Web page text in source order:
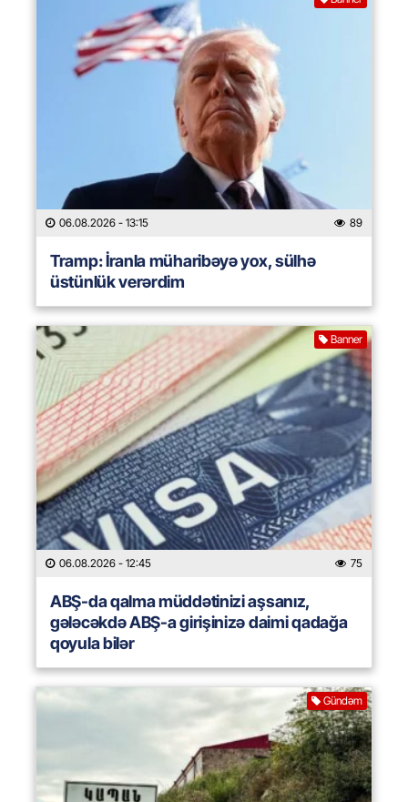
06.08.2026 - 13:15 89
Tramp: İranla müharibəyə yox, sülhə
üstünlük verərdim
Banner
06.08.2026 - 12:45 75
ABŞ-da qalma müddətinizi aşsanız,
gələcəkdə ABŞ-a girişinizə daimi qadağa
qoyula bilər
Gündəm